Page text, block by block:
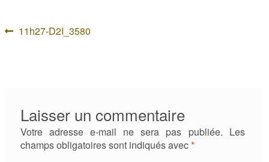
Navigation
Article
11h27-D2I_3580
Laisser un commentaire
Votre adresse e-mail ne sera pas publiée. Les
champs obligatoires sont indiqués avec*